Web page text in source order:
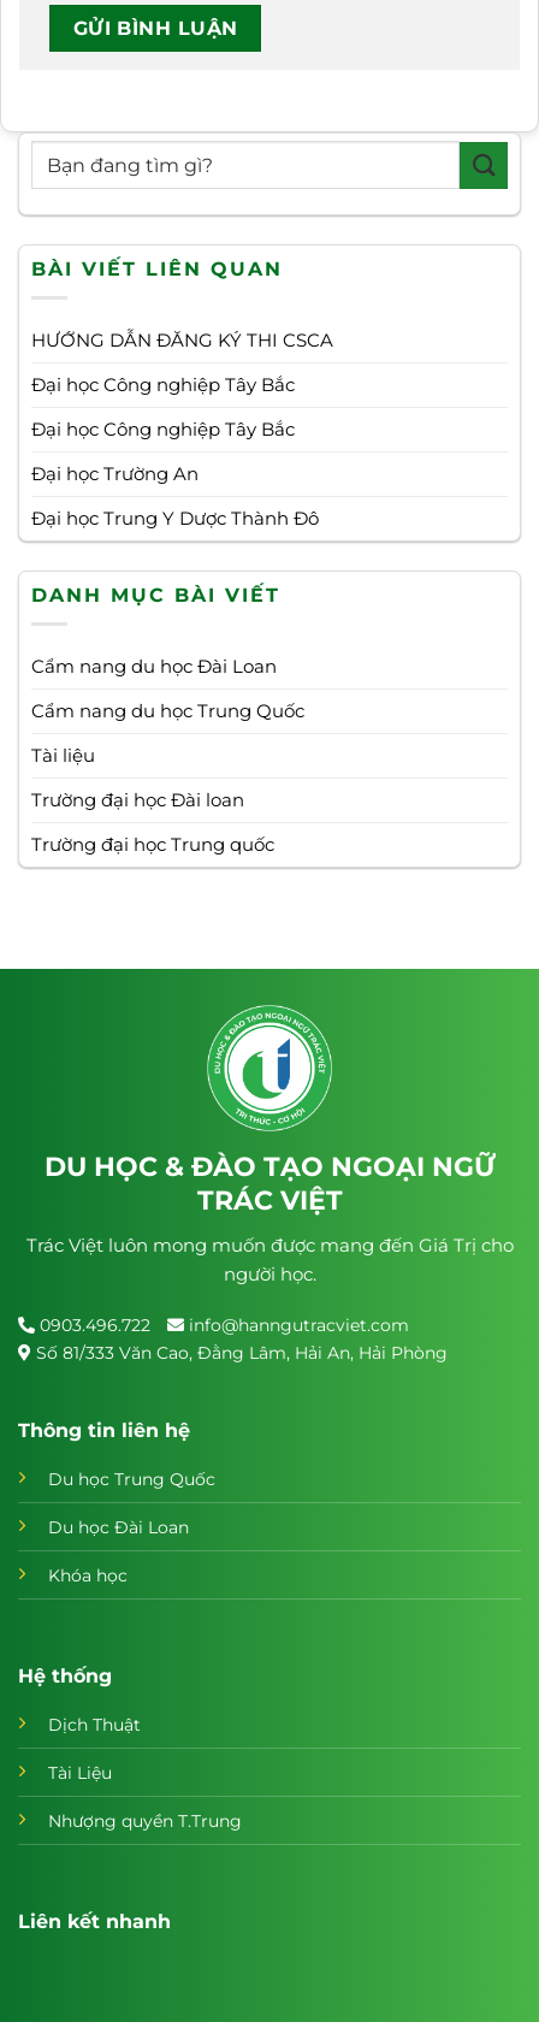
BÀI VIẾT LIÊN QUAN
HƯỚNG DẪN ĐĂNG KÝ THI CSCA
Đại học Công nghiệp Tây Bắc
Đại học Công nghiệp Tây Bắc
Đại học Trường An
Đại học Trung Y Dược Thành Đô
DANH MỤC BÀI VIẾT
Cẩm nang du học Đài Loan
Cẩm nang du học Trung Quốc
Tài liệu
Trường đại học Đài loan
Trường đại học Trung quốc
DU HỌC & ĐÀO TẠO NGOẠI NGỮ
TRÁC VIỆT
Trác Việt luôn mong muốn được mang đến Giá Trị cho
người học.
0903.496.722
info@hanngutracviet.com
Số 81/333 Văn Cao, Đằng Lâm, Hải An, Hải Phòng
Thông tin liên hệ
Du học Trung Quốc
Du học Đài Loan
Khóa học
Hệ thống
Dịch Thuật
Tài Liệu
Nhượng quyền T.Trung
Liên kết nhanh